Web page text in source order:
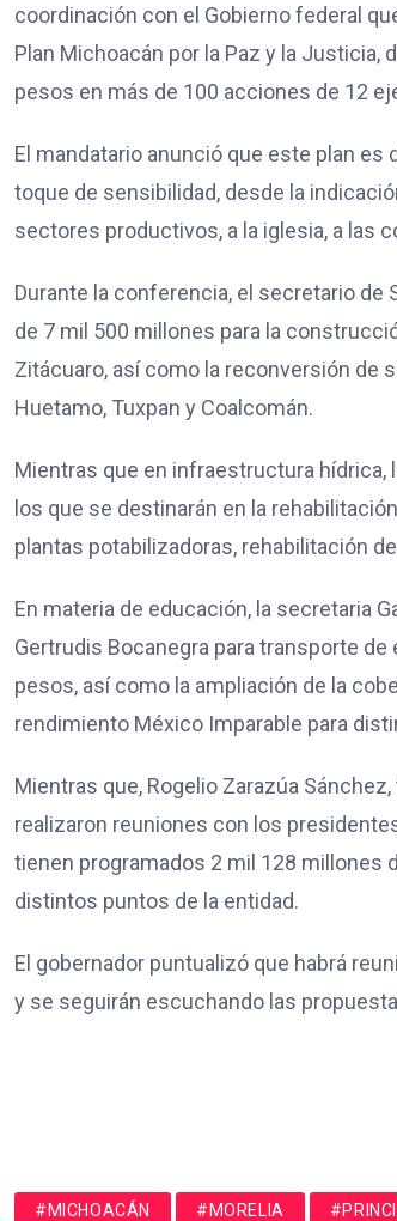
coordinación con el Gobierno federal
Plan Michoacán por la Paz y la
pesos en más de 100 acciones de 12
El mandatario anunció que este plan
toque de sensibilidad, desde la
sectores productivos, a la iglesia, a las
Durante la conferencia, el secretario de
de 7 mil 500 millones para la
Zitácuaro, así como la reconversión de
Huetamo, Tuxpan y Coalcomán.
Mientras que en infraestructura hídrica,
los que se destinarán en la
plantas potabilizadoras, rehabilitación
En materia de educación, la secretaria
Gertrudis Bocanegra para transporte
pesos, así como la ampliación de la
rendimiento México Imparable para
Mientras que, Rogelio Zarazúa
realizaron reuniones con los
tienen programados 2 mil 128 millones
distintos puntos de la entidad.
El gobernador puntualizó que habrá
y se seguirán escuchando las
#MICHOACÁN #MORELIA